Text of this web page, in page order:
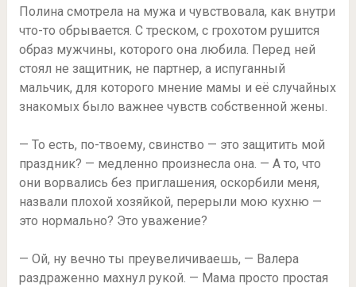
Полина смотрела на мужа и чувствовала, как внутри
что-то обрывается. С треском, с грохотом рушится
образ мужчины, которого она любила. Перед ней
стоял не защитник, не партнер, а испуганный
мальчик, для которого мнение мамы и её случайных
знакомых было важнее чувств собственной жены.
— То есть, по-твоему, свинство — это защитить мой
праздник? — медленно произнесла она. — А то, что
они ворвались без приглашения, оскорбили меня,
назвали плохой хозяйкой, перерыли мою кухню —
это нормально? Это уважение?
— Ой, ну вечно ты преувеличиваешь, — Валера
раздраженно махнул рукой. — Мама просто простая